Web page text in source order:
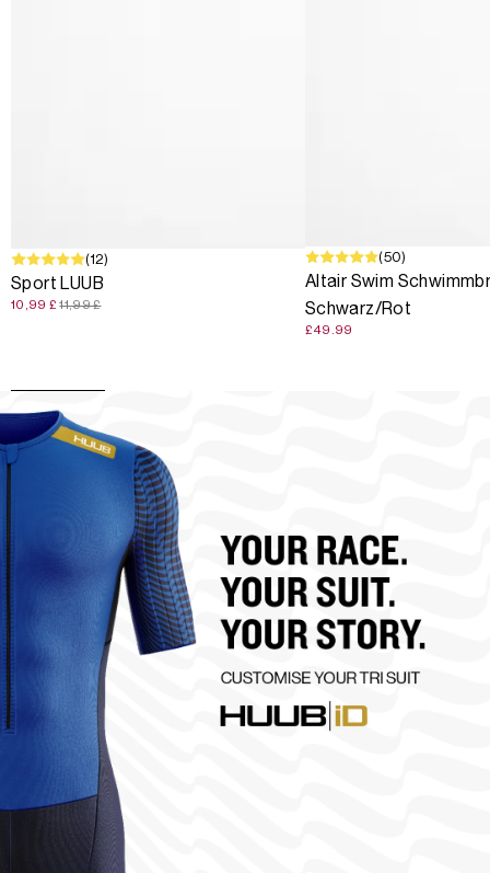
SALE (12)
Sport LUUB
10,99 £ 11,99 £
(50)
Altair Swim
Schwarz/Rot
£49.99